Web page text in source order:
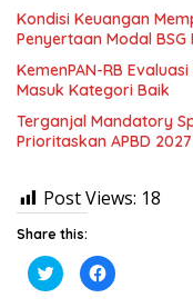
Kondisi Keuangan
Penyertaan Modal
KemenPAN-RB
Masuk Kategori Baik
Terganjal Mandatory
Prioritaskan APBD
Post Views: 18
Share this:
K
l
K
l